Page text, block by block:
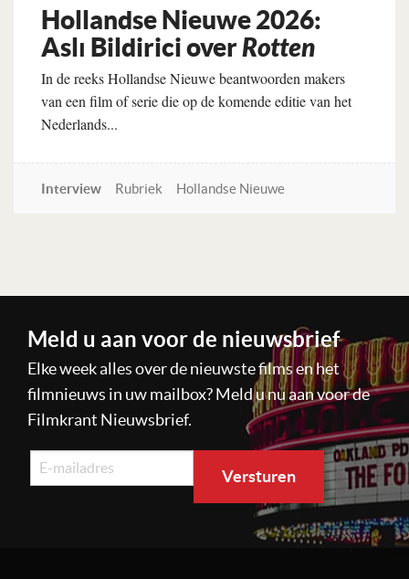
Hollandse Nieuwe 2026:
Aslı Bildirici overRotten
In de reeks Hollandse Nieuwe beantwoorden makers
van een film of serie die op de komende editie van het
Nederlands...
Interview Rubriek Hollandse Nieuwe
Meld u aan voor de nieuwsbrief
Elke week alles over de nieuwste films en het
filmnieuws in uw mailbox? Meld u nu aan voor de
Filmkrant Nieuwsbrief.